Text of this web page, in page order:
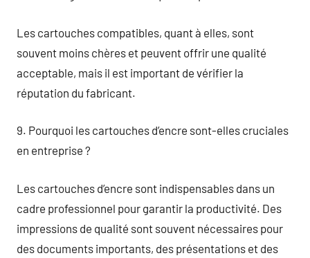
Les cartouches compatibles, quant à elles, sont
souvent moins chères et peuvent offrir une qualité
acceptable, mais il est important de vérifier la
réputation du fabricant.
9. Pourquoi les cartouches d’encre sont-elles cruciales
en entreprise ?
Les cartouches d’encre sont indispensables dans un
cadre professionnel pour garantir la productivité. Des
impressions de qualité sont souvent nécessaires pour
des documents importants, des présentations et des